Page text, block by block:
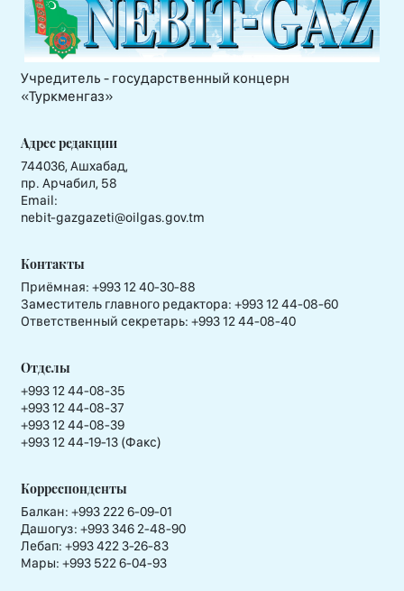
Учредитель - государственный концерн
«Туркменгаз»
Адрес редакции
744036, Ашхабад,
пр. Арчабил, 58
Email:
nebit-gazgazeti@oilgas.gov.tm
Контакты
Приёмная: +993 12 40-30-88
Заместитель главного редактора: +993 12 44-08-60
Ответственный секретарь: +993 12 44-08-40
Отделы
+993 12 44-08-35
+993 12 44-08-37
+993 12 44-08-39
+993 12 44-19-13 (Факс)
Корреспонденты
Балкан: +993 222 6-09-01
Дашогуз: +993 346 2-48-90
Лебап: +993 422 3-26-83
Мары: +993 522 6-04-93